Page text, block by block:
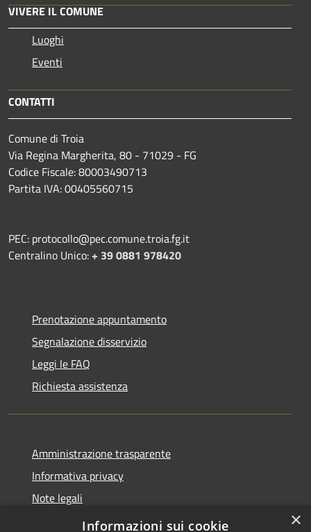
VIVERE IL COMUNE
Luoghi
Eventi
CONTATTI
Comune di Troia
Via Regina Margherita, 80 - 71029 - FG
Codice Fiscale: 80003490713
Partita IVA: 00405560715
PEC: protocollo@pec.comune.troia.fg.it
Centralino Unico:+ 39 0881 978420
Prenotazione appuntamento
Segnalazione disservizio
Leggi le FAQ
Richiesta assistenza
Amministrazione trasparente
Informativa privacy
Note legali
Dichiarazione di accessibilità
×
Informazioni sui cookie